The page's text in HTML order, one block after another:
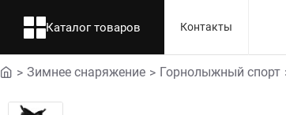
Каталог товаров Контакты
Зимнее снаряжение Горнолыжный спорт